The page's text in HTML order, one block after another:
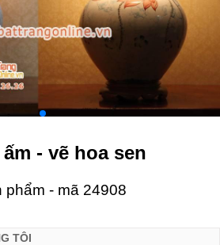
- vẽ hoa sen
phẩm - mã 24908
TÔI